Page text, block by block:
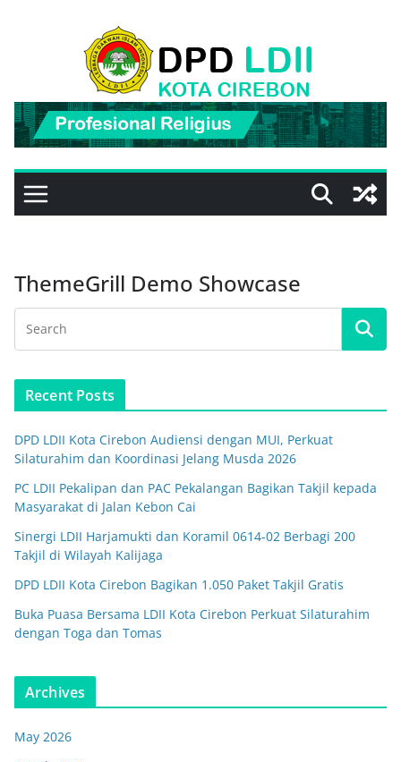
ThemeGrill Demo Showcase
Recent Posts
DPD LDII Kota Cirebon Audiensi dengan MUI, Perkuat
Silaturahim dan Koordinasi Jelang Musda 2026
PC LDII Pekalipan dan PAC Pekalangan Bagikan Takjil kepada
Masyarakat di Jalan Kebon Cai
Sinergi LDII Harjamukti dan Koramil 0614-02 Berbagi 200
Takjil di Wilayah Kalijaga
DPD LDII Kota Cirebon Bagikan 1.050 Paket Takjil Gratis
Buka Puasa Bersama LDII Kota Cirebon Perkuat Silaturahim
dengan Toga dan Tomas
Archives
May 2026